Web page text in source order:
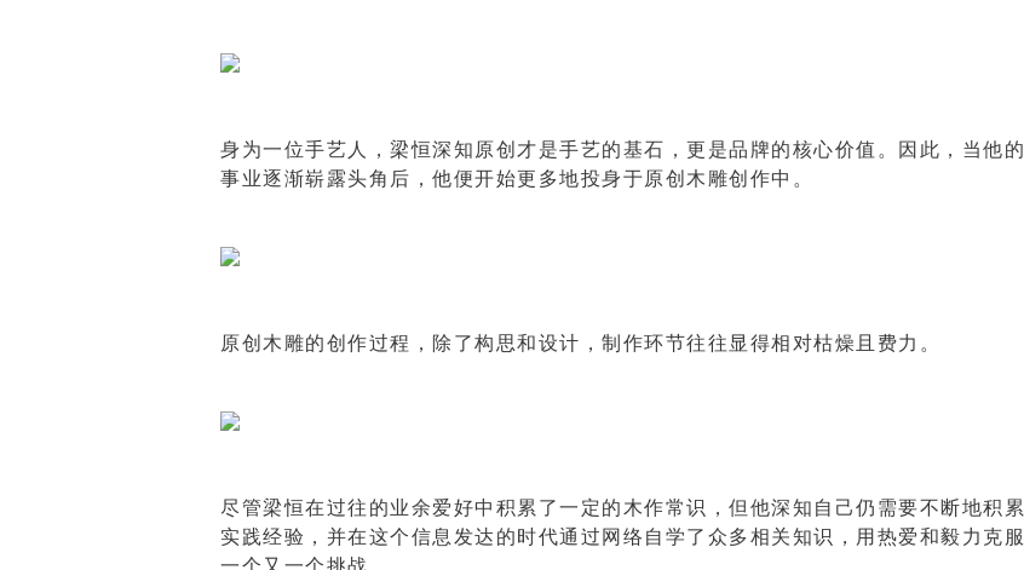
身为一位手艺人，梁恒深知原创才是手艺的基石，更是品牌的核心价值。因此，当他的
事业逐渐崭露头角后，他便开始更多地投身于原创木雕创作中。
原创木雕的创作过程，除了构思和设计，制作环节往往显得相对枯燥且费力。
尽管梁恒在过往的业余爱好中积累了一定的木作常识，但他深知自己仍需要不断地积累
实践经验，并在这个信息发达的时代通过网络自学了众多相关知识，用热爱和毅力克服
一个又一个挑战。